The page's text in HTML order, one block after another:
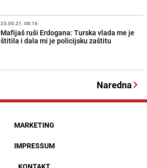
23.05.21. 08:16
Mafijaš ruši Erdogana: Turska vlada me je
štitila i dala mi je policijsku zaštitu
Naredna
MARKETING
IMPRESSUM